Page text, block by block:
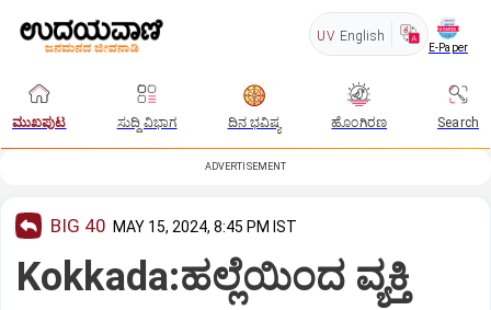
UV English
E-Paper
ಮುಖಪುಟ ಸುದ್ದಿ ವಿಭಾಗ ದಿನ ಭವಿಷ್ಯ ಹೊಂಗಿರಣ Search
ADVERTISEMENT
BIG 40 MAY 15, 2024, 8:45 PM IST
Kokkada:ಹಲ್ಲೆಯಿಂದ ವ್ಯಕ್ತಿ